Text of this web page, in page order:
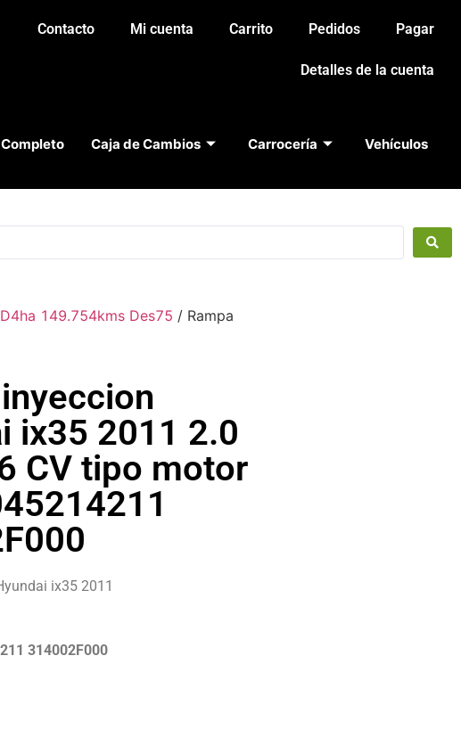
Contacto Mi cuenta Carrito Pedidos Pagar
Detalles de la cuenta
Caja de Cambios Carrocería Vehículos
149.754kms Des75 / Rampa
ix35 2011 2.0
CV tipo motor
ix35 2011
314002F000